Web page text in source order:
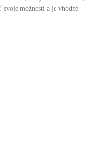
možnosti a je vhodné